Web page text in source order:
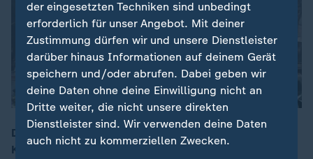
Die Zahl der Menschen, die durch den Waldbrand in
Kalifornien ums Leben gekommen sind, ist auf mehr
der eingesetzten Techniken sind unbedingt
erforderlich für unser Angebot. Mit deiner
Zustimmung dürfen wir und unsere Dienstleister
darüber hinaus Informationen auf deinem Gerät
speichern und/oder abrufen. Dabei geben wir
deine Daten ohne deine Einwilligung nicht an
Dritte weiter, die nicht unsere direkten
Dienstleister sind. Wir verwenden deine Daten
auch nicht zu kommerziellen Zwecken.